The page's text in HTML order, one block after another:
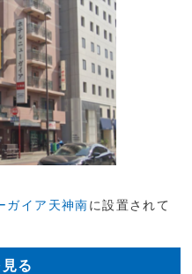
ガイア天神南に設置されて
る